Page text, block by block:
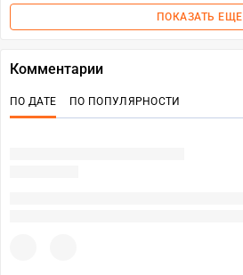
ПОКАЗАТЬ ЕЩЕ
Комментарии
ПО ДАТЕ ПО ПОПУЛЯРНОСТИ